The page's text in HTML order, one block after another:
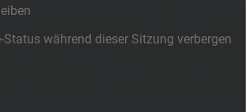
Status während dieser Sitzung verbergen